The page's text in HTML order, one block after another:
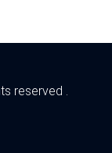
reserved .